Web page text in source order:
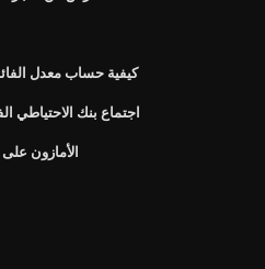
كيفية حساب معدل
اجتماع بنك الاحتياطي
الأمازون